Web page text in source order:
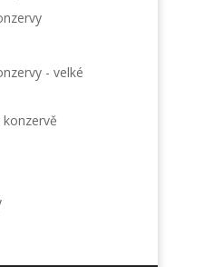
- velké
konzervě